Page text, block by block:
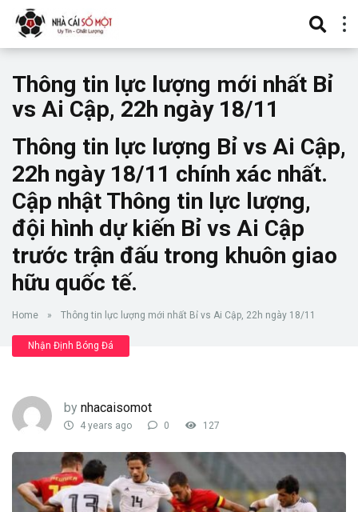
Thông tin lực lượng mới nhất Bỉ
vs Ai Cập, 22h ngày 18/11
Thông tin lực lượng Bỉ vs Ai Cập,
22h ngày 18/11 chính xác nhất.
Cập nhật Thông tin lực lượng,
đội hình dự kiến Bỉ vs Ai Cập
trước trận đấu trong khuôn giao
hữu quốc tế.
Home » Thông tin lực lượng mới nhất Bỉ vs Ai Cập, 22h ngày 18/11
Nhận Định Bóng Đá
by nhacaisomot
4 years ago 0 127